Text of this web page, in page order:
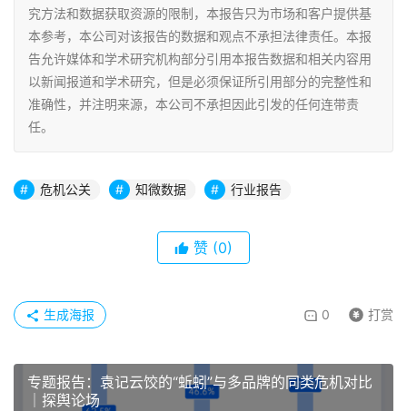
究方法和数据获取资源的限制，本报告只为市场和客户提供基
本参考，本公司对该报告的数据和观点不承担法律责任。本报
告允许媒体和学术研究机构部分引用本报告数据和相关内容用
以新闻报道和学术研究，但是必须保证所引用部分的完整性和
准确性，并注明来源，本公司不承担因此引发的任何连带责
任。
危机公关 知微数据 行业报告
赞 (0)
0 打赏
生成海报
专题报告：袁记云饺的“蚯蚓”与多品牌的同类危机对比
｜探舆论场